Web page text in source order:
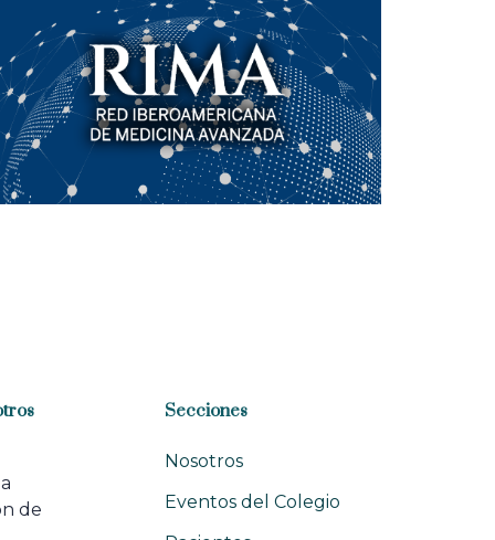
de
Secciones
Nosotros
Eventos del Colegio